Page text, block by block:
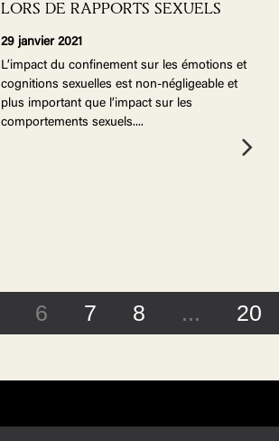
LORS DE RAPPORTS SEXUELS
29 janvier 2021
L’impact du confinement sur les émotions et
cognitions sexuelles est non-négligeable et
plus important que l’impact sur les
comportements sexuels....
6 7 8 ... 20